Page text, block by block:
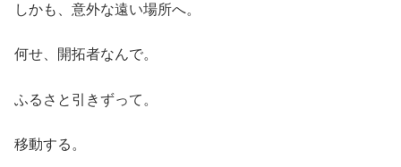
しかも、意外な遠い場所へ。
何せ、開拓者なんで。
ふるさと引きずって。
移動する。